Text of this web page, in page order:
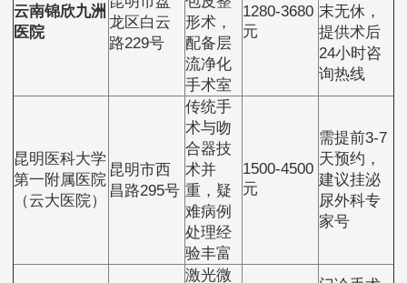
云南锦欣九洲
医院
龙区白云
路229号
形术，
配备层
流净化
手术室
1280-3680
元
末无休，
提供术后
24小时咨
询热线
昆明医科大学
第一附属医院
（云大医院）
昆明市西
昌路295号
传统手
术与吻
合器技
术并
重，疑
难病例
处理经
验丰富
1500-4500
元
需提前3-7
天预约，
建议挂泌
尿外科专
家号
激光微